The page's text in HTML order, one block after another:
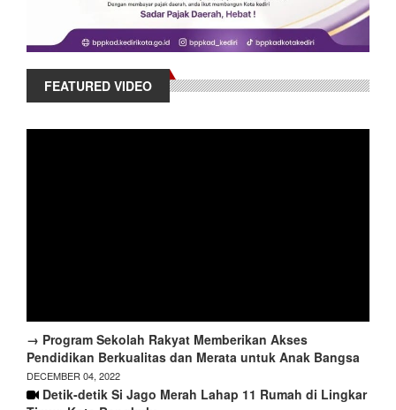
FEATURED VIDEO
→ Program Sekolah Rakyat Memberikan Akses
Pendidikan Berkualitas dan Merata untuk Anak Bangsa
DECEMBER 04, 2022
Detik-detik Si Jago Merah Lahap 11 Rumah di Lingkar